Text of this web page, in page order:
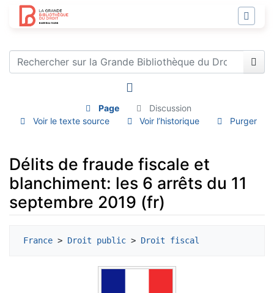
Page
Discussion
Voir le texte source
Voir l’historique Purger
Délits de fraude fiscale et
blanchiment: les 6 arrêts du 11
septembre 2019 (fr)
France > Droit public > Droit fiscal